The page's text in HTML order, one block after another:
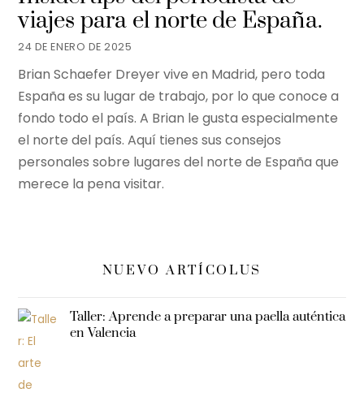
24 DE ENERO DE 2025
viajes para el norte de España.
Brian Schaefer Dreyer vive en Madrid, pero toda
España es su lugar de trabajo, por lo que conoce a
fondo todo el país. A Brian le gusta especialmente
el norte del país. Aquí tienes sus consejos
personales sobre lugares del norte de España que
merece la pena visitar.
NUEVO ARTÍCOLUS
Taller: Aprende a preparar una paella auténtica
en Valencia